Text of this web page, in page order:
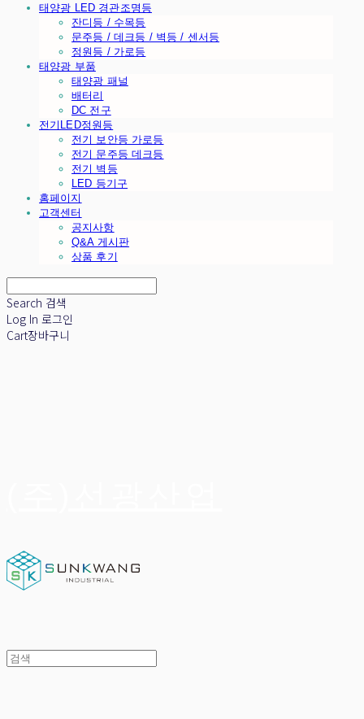
태양광 LED 경관조명등
잔디등 / 수목등
문주등 / 데크등 / 벽등 / 센서등
정원등 / 가로등
태양광 부품
태양광 패널
배터리
DC 전구
전기LED정원등
전기 보안등 가로등
전기 문주등 데크등
전기 벽등
LED 등기구
홈페이지
고객센터
공지사항
Q&A 게시판
상품 후기
Search 검색
Log In 로그인
Cart장바구니